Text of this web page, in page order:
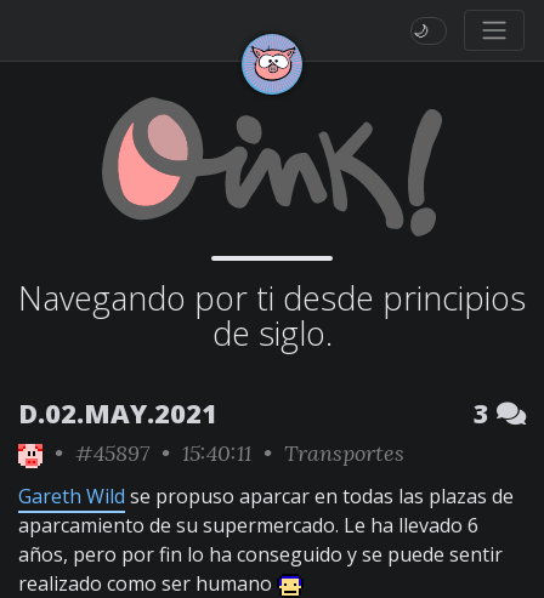
🌙
Navegando por ti desde principios
de siglo.
D.02.MAY.2021 3
• #45897 • 15:40:11 • Transportes
Gareth Wild se propuso aparcar en todas las plazas de
aparcamiento de su supermercado. Le ha llevado 6
años, pero por fin lo ha conseguido y se puede sentir
realizado como ser humano